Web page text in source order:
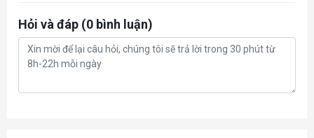
Hỏi và đáp (0 bình luận)